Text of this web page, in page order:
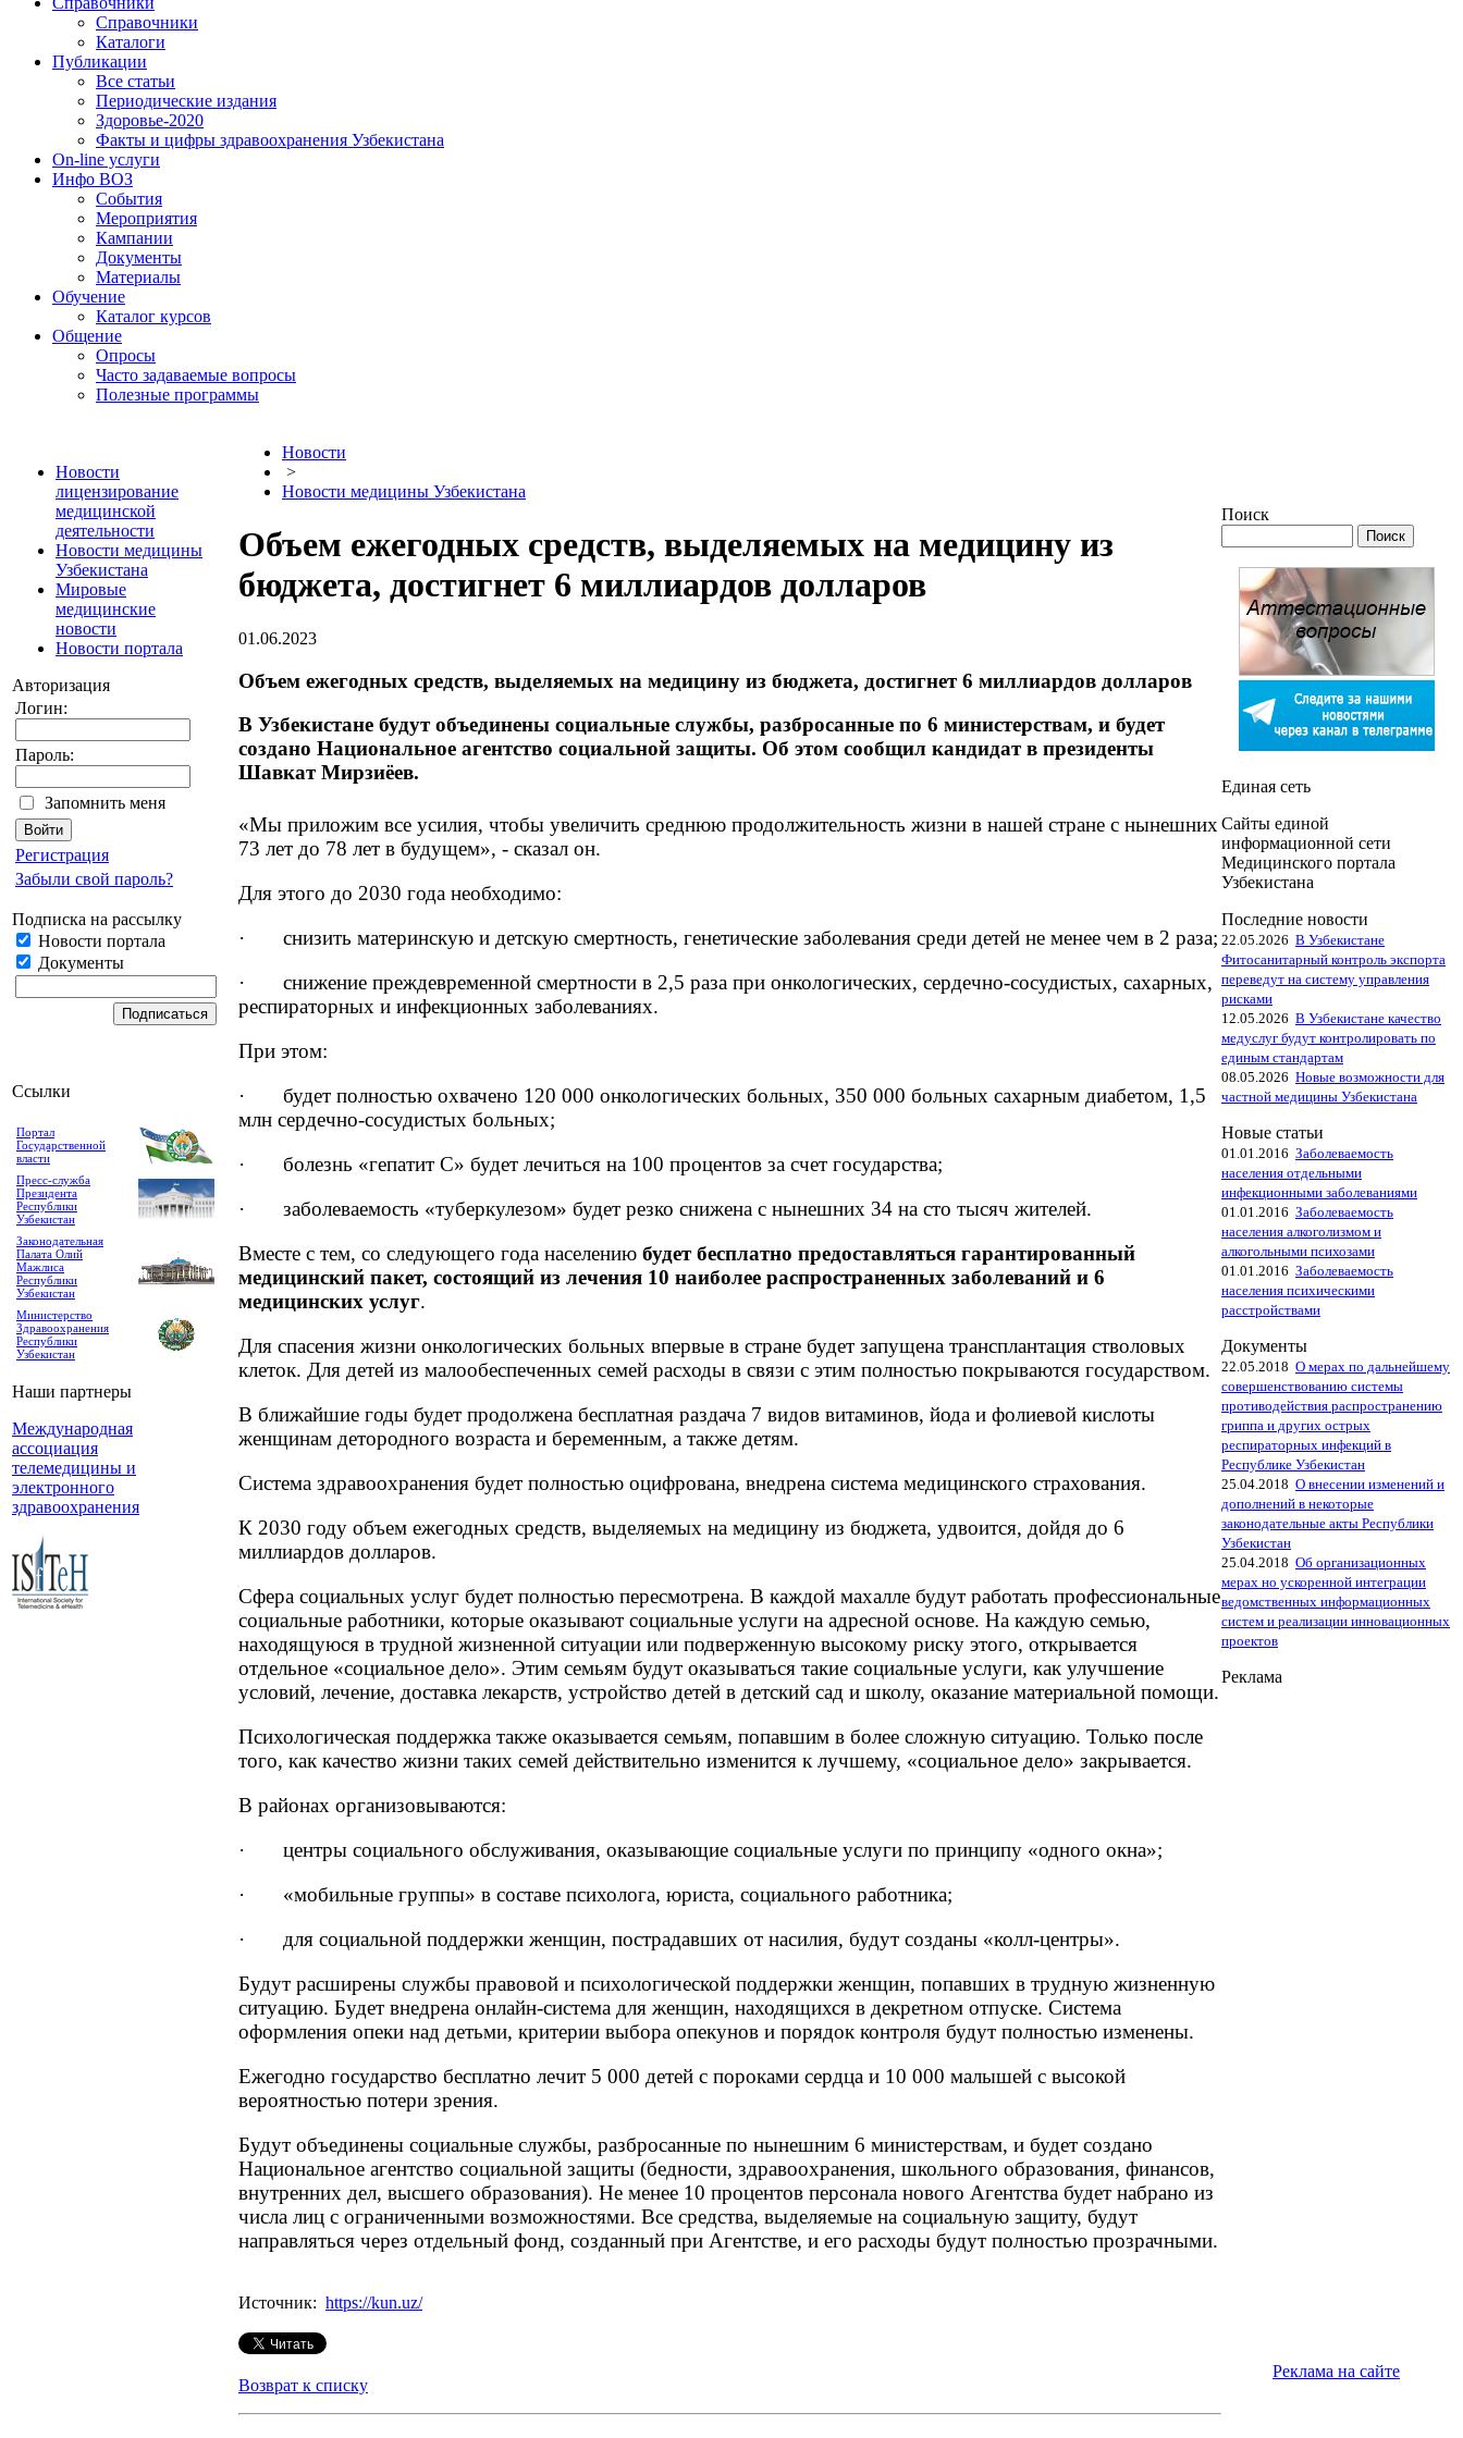
Справочники
Каталоги
Публикации
Все статьи
Периодические издания
Здоровье-2020
Факты и цифры здравоохранения Узбекистана
On-line услуги
Инфо ВОЗ
События
Мероприятия
Кампании
Документы
Материалы
Обучение
Каталог курсов
Общение
Опросы
Часто задаваемые вопросы
Полезные программы
Новости
лицензирование
медицинской
деятельности
Новости медицины
Узбекистана
Мировые
медицинские
новости
Новости портала
Авторизация
Логин:
Пароль:
Запомнить меня
Регистрация
Забыли свой пароль?
Подписка на рассылку
Новости портала
Документы
Ссылки
Портал
Государственной
власти
Пресс-служба
Президента
Республики
Узбекистан
Законодательная
Палата Олий
Мажлиса
Республики
Узбекистан
Министерство
Здравоохранения
Республики
Узбекистан
Наши партнеры
Международная
ассоциация
телемедицины и
электронного
здравоохранения
Новости
>
Новости медицины Узбекистана
Объем ежегодных средств, выделяемых на медицину из
бюджета, достигнет 6 миллиардов долларов
01.06.2023
Объем ежегодных средств, выделяемых на медицину из бюджета, достигнет 6 миллиардов долларов
В Узбекистане будут объединены социальные службы, разбросанные по 6 министерствам, и будет
создано Национальное агентство социальной защиты. Об этом сообщил кандидат в президенты
Шавкат Мирзиёев.
«Мы приложим все усилия, чтобы увеличить среднюю продолжительность жизни в нашей стране с нынешних
73 лет до 78 лет в будущем», - сказал он.
Для этого до 2030 года необходимо:
· снизить материнскую и детскую смертность, генетические заболевания среди детей не менее чем в 2 раза;
· снижение преждевременной смертности в 2,5 раза при онкологических, сердечно-сосудистых, сахарных,
респираторных и инфекционных заболеваниях.
При этом:
· будет полностью охвачено 120 000 онкологических больных, 350 000 больных сахарным диабетом, 1,5
млн сердечно-сосудистых больных;
· болезнь «гепатит С» будет лечиться на 100 процентов за счет государства;
· заболеваемость «туберкулезом» будет резко снижена с нынешних 34 на сто тысяч жителей.
Вместе с тем, со следующего года населению будет бесплатно предоставляться гарантированный
медицинский пакет, состоящий из лечения 10 наиболее распространенных заболеваний и 6
медицинских услуг.
Для спасения жизни онкологических больных впервые в стране будет запущена трансплантация стволовых
клеток. Для детей из малообеспеченных семей расходы в связи с этим полностью покрываются государством.
В ближайшие годы будет продолжена бесплатная раздача 7 видов витаминов, йода и фолиевой кислоты
женщинам детородного возраста и беременным, а также детям.
Система здравоохранения будет полностью оцифрована, внедрена система медицинского страхования.
К 2030 году объем ежегодных средств, выделяемых на медицину из бюджета, удвоится, дойдя до 6
миллиардов долларов.
Сфера социальных услуг будет полностью пересмотрена. В каждой махалле будут работать профессиональные
социальные работники, которые оказывают социальные услуги на адресной основе. На каждую семью,
находящуюся в трудной жизненной ситуации или подверженную высокому риску этого, открывается
отдельное «социальное дело». Этим семьям будут оказываться такие социальные услуги, как улучшение
условий, лечение, доставка лекарств, устройство детей в детский сад и школу, оказание материальной помощи.
Психологическая поддержка также оказывается семьям, попавшим в более сложную ситуацию. Только после
того, как качество жизни таких семей действительно изменится к лучшему, «социальное дело» закрывается.
В районах организовываются:
· центры социального обслуживания, оказывающие социальные услуги по принципу «одного окна»;
· «мобильные группы» в составе психолога, юриста, социального работника;
· для социальной поддержки женщин, пострадавших от насилия, будут созданы «колл-центры».
Будут расширены службы правовой и психологической поддержки женщин, попавших в трудную жизненную
ситуацию. Будет внедрена онлайн-система для женщин, находящихся в декретном отпуске. Система
оформления опеки над детьми, критерии выбора опекунов и порядок контроля будут полностью изменены.
Ежегодно государство бесплатно лечит 5 000 детей с пороками сердца и 10 000 малышей с высокой
вероятностью потери зрения.
Будут объединены социальные службы, разбросанные по нынешним 6 министерствам, и будет создано
Национальное агентство социальной защиты (бедности, здравоохранения, школьного образования, финансов,
внутренних дел, высшего образования). Не менее 10 процентов персонала нового Агентства будет набрано из
числа лиц с ограниченными возможностями. Все средства, выделяемые на социальную защиту, будут
направляться через отдельный фонд, созданный при Агентстве, и его расходы будут полностью прозрачными.
Источник: https://kun.uz/
Возврат к списку
Поиск
Единая сеть
Сайты единой
информационной сети
Медицинского портала
Узбекистана
Последние новости
22.05.2026 В Узбекистане
Фитосанитарный контроль экспорта
переведут на систему управления
рисками
12.05.2026 В Узбекистане качество
медуслуг будут контролировать по
единым стандартам
08.05.2026 Новые возможности для
частной медицины Узбекистана
Новые статьи
01.01.2016 Заболеваемость
населения отдельными
инфекционными заболеваниями
01.01.2016 Заболеваемость
населения алкоголизмом и
алкогольными психозами
01.01.2016 Заболеваемость
населения психическими
расстройствами
Документы
22.05.2018 О мерах по дальнейшему
совершенствованию системы
противодействия распространению
гриппа и других острых
респираторных инфекций в
Республике Узбекистан
25.04.2018 О внесении изменений и
дополнений в некоторые
законодательные акты Республики
Узбекистан
25.04.2018 Об организационных
мерах но ускоренной интеграции
ведомственных информационных
систем и реализации инновационных
проектов
Реклама
Реклама на сайте